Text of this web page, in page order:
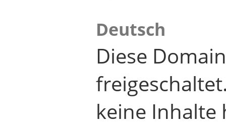
Deutsch
Diese
keine Inhalte